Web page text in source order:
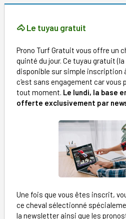
🐴 Le tuyau gratuit
Prono Turf Gratuit vous offre un
quinté du jour. Ce tuyau gratuit
disponible sur simple inscription
c'est sans engagement car vous
tout moment. Le lundi, la base
offerte exclusivement par
Une fois que vous êtes inscrit,
ce cheval sélectionné
la newsletter ainsi que les